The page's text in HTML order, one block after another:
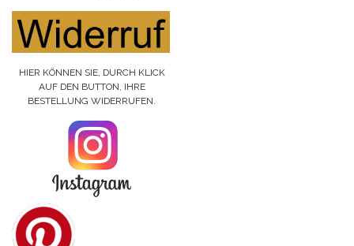
HIER KÖNNEN SIE, DURCH KLICK
AUF DEN BUTTON, IHRE
BESTELLUNG WIDERRUFEN.